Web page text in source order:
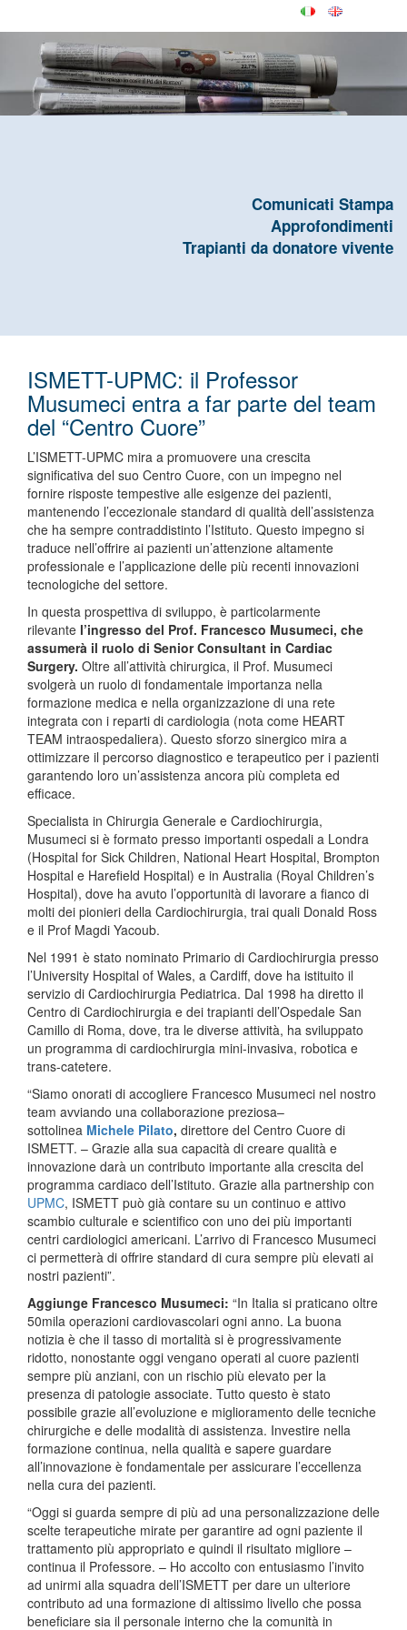
Comunicati Stampa
Approfondimenti
Trapianti da donatore vivente
ISMETT-UPMC: il Professor
Musumeci entra a far parte del team
del “Centro Cuore”
L’ISMETT-UPMC mira a promuovere una crescita
significativa del suo Centro Cuore, con un impegno nel
fornire risposte tempestive alle esigenze dei pazienti,
mantenendo l’eccezionale standard di qualità dell’assistenza
che ha sempre contraddistinto l’Istituto. Questo impegno si
traduce nell’offrire ai pazienti un’attenzione altamente
professionale e l’applicazione delle più recenti innovazioni
tecnologiche del settore.
In questa prospettiva di sviluppo, è particolarmente
rilevante l’ingresso del Prof. Francesco Musumeci, che
assumerà il ruolo di Senior Consultant in Cardiac
Surgery. Oltre all’attività chirurgica, il Prof. Musumeci
svolgerà un ruolo di fondamentale importanza nella
formazione medica e nella organizzazione di una rete
integrata con i reparti di cardiologia (nota come HEART
TEAM intraospedaliera). Questo sforzo sinergico mira a
ottimizzare il percorso diagnostico e terapeutico per i pazienti
garantendo loro un’assistenza ancora più completa ed
efficace.
Specialista in Chirurgia Generale e Cardiochirurgia,
Musumeci si è formato presso importanti ospedali a Londra
(Hospital for Sick Children, National Heart Hospital, Brompton
Hospital e Harefield Hospital) e in Australia (Royal Children’s
Hospital), dove ha avuto l’opportunità di lavorare a fianco di
molti dei pionieri della Cardiochirurgia, trai quali Donald Ross
e il Prof Magdi Yacoub.
Nel 1991 è stato nominato Primario di Cardiochirurgia presso
l’University Hospital of Wales, a Cardiff, dove ha istituito il
servizio di Cardiochirurgia Pediatrica. Dal 1998 ha diretto il
Centro di Cardiochirurgia e dei trapianti dell’Ospedale San
Camillo di Roma, dove, tra le diverse attività, ha sviluppato
un programma di cardiochirurgia mini-invasiva, robotica e
trans-catetere.
“Siamo onorati di accogliere Francesco Musumeci nel nostro
team avviando una collaborazione preziosa–
sottolinea Michele Pilato, direttore del Centro Cuore di
ISMETT. – Grazie alla sua capacità di creare qualità e
innovazione darà un contributo importante alla crescita del
programma cardiaco dell’Istituto. Grazie alla partnership con
UPMC, ISMETT può già contare su un continuo e attivo
scambio culturale e scientifico con uno dei più importanti
centri cardiologici americani. L’arrivo di Francesco Musumeci
ci permetterà di offrire standard di cura sempre più elevati ai
nostri pazienti”.
Aggiunge Francesco Musumeci: “In Italia si praticano oltre
50mila operazioni cardiovascolari ogni anno. La buona
notizia è che il tasso di mortalità si è progressivamente
ridotto, nonostante oggi vengano operati al cuore pazienti
sempre più anziani, con un rischio più elevato per la
presenza di patologie associate. Tutto questo è stato
possibile grazie all’evoluzione e miglioramento delle tecniche
chirurgiche e delle modalità di assistenza. Investire nella
formazione continua, nella qualità e sapere guardare
all’innovazione è fondamentale per assicurare l’eccellenza
nella cura dei pazienti.
“Oggi si guarda sempre di più ad una personalizzazione delle
scelte terapeutiche mirate per garantire ad ogni paziente il
trattamento più appropriato e quindi il risultato migliore –
continua il Professore. – Ho accolto con entusiasmo l’invito
ad unirmi alla squadra dell’ISMETT per dare un ulteriore
contributo ad una formazione di altissimo livello che possa
beneficiare sia il personale interno che la comunità in